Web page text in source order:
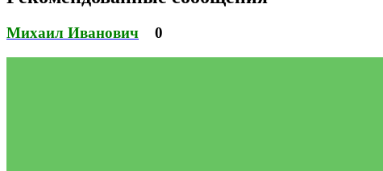
Михаил Иванович 0